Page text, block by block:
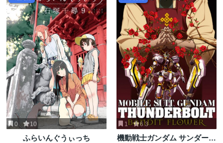
0 10
ふらいんぐうぃっち
1 6.3
機動戦士ガンダム サンダーボ